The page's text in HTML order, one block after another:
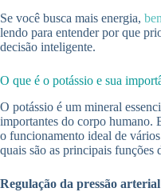
Se você busca mais energia,
lendo para entender por que
decisão inteligente.
O que é o potássio e sua
O potássio é um mineral
importantes do corpo humano.
o funcionamento ideal de
quais são as principais funções
Regulação da pressão arterial